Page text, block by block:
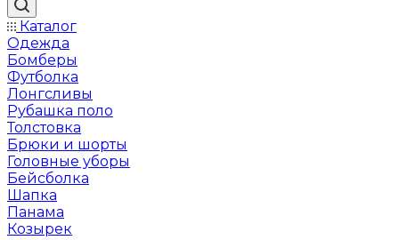
Каталог
Одежда
Бомберы
Футболка
Лонгсливы
Рубашка поло
Толстовка
Брюки и шорты
Головные уборы
Бейсболка
Шапка
Панама
Козырек